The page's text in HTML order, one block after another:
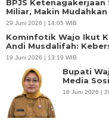
BPJS
Miliar, Makin
29 Juni 2026 | 14:05 WIB
Kominfotik Wajo Ikut
Andi Musdalifah:
19 Juni 2026 | 13:19 WIB
Bupati
Media
18 Juni 2026 |